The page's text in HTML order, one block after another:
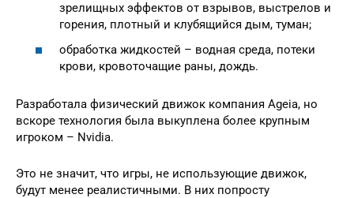
зрелищных эффектов от взрывов, выстрелов и
горения, плотный и клубящийся дым, туман;
обработка жидкостей – водная среда, потеки
крови, кровоточащие раны, дождь.
Разработала физический движок компания Ageia, но
вскоре технология была выкуплена более крупным
игроком – Nvidia.
Это не значит, что игры, не использующие движок,
будут менее реалистичными. В них попросту